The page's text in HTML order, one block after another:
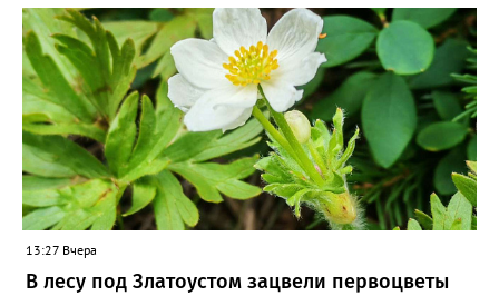
13:27 Вчера
В лесу под Златоустом зацвели первоцветы